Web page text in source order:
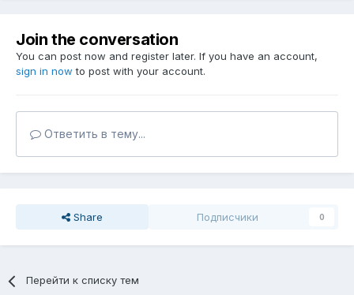
Join the conversation
You can post now and register later. If you have an account,
sign in now to post with your account.
Ответить в тему...
Share Подписчики 0
Перейти к списку тем